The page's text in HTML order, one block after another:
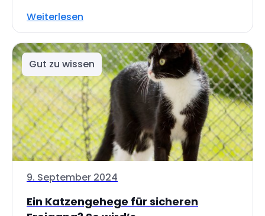
Weiterlesen
Gut zu wissen
9. September 2024
Ein Katzengehege für sicheren